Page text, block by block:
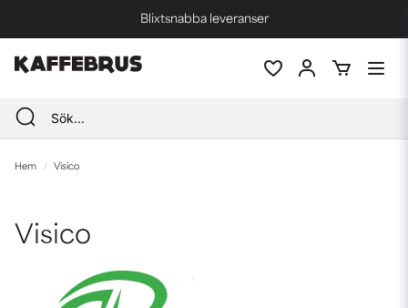
Blixtsnabba leveranser
Fri frakt vid köp över 1000 kr *
Hem Visico
Visico